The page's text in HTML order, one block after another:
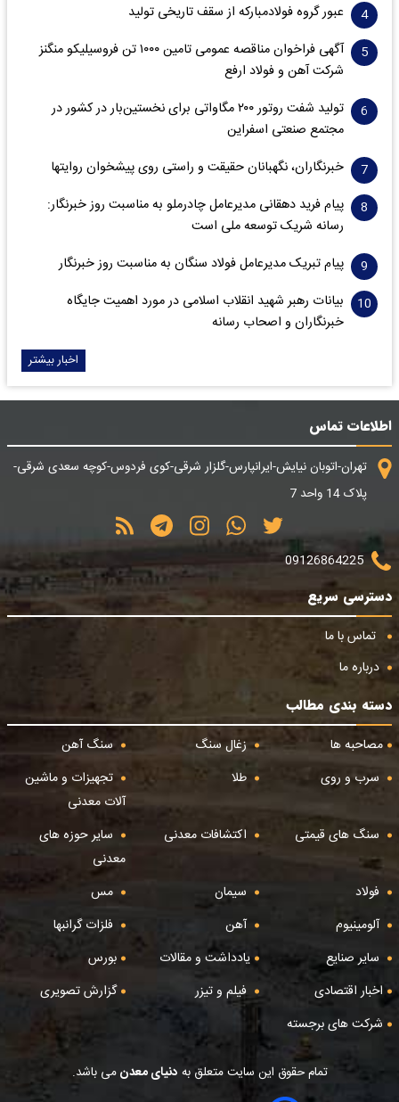
عبور گروه فولادمبارکه از سقف تاریخی تولید
آگهی فراخوان مناقصه عمومی تامین ۱۰۰۰ تن فروسیلیکو منگنز
شرکت آهن و فولاد ارفع
تولید شفت روتور ۲۰۰ مگاواتی برای نخستین‌بار در کشور در
مجتمع صنعتی اسفراین
خبرنگاران، نگهبانان حقیقت و راستی روی پیشخوان روایت­ها
پیام فرید دهقانی مدیرعامل چادرملو به مناسبت روز خبرنگار:
رسانه شریک توسعه ملی است
پیام تبریک مدیرعامل فولاد سنگان به مناسبت روز خبرنگار
بیانات رهبر شهید انقلاب اسلامی در مورد اهمیت جایگاه
خبرنگاران و اصحاب رسانه
اخبار بیشتر
اطلاعات تماس
تهران-اتوبان نیایش-ایرانپارس-گلزار شرقی-کوی فردوس-کوچه سعدی شرقی-
پلاک 14 واحد 7
09126864225
دسترسی سریع
تماس با ما
درباره ما
دسته بندی مطالب
مصاحبه ها
زغال سنگ
سنگ آهن
سرب و روی
طلا
تجهیزات و ماشین
آلات معدنی
سنگ های قیمتی
اکتشافات معدنی
سایر حوزه های
معدنی
فولاد
سیمان
مس
آلومینیوم
آهن
فلزات گرانبها
سایر صنایع
یادداشت و مقالات
بورس
اخبار اقتصادی
فیلم و تیزر
گزارش تصویری
شرکت های برجسته
تمام حقوق این سایت متعلق به دنیای معدنمی باشد.